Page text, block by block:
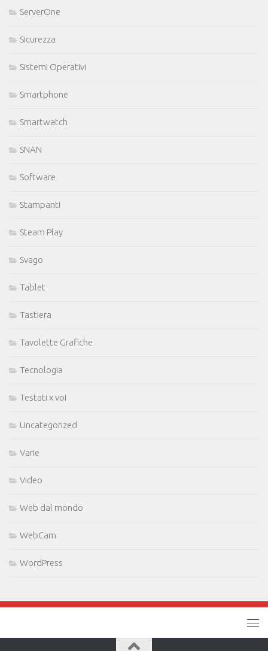
ServerOne
Sicurezza
Sistemi Operativi
Smartphone
Smartwatch
SNAN
Software
Stampanti
Steam Play
Svago
Tablet
Tastiera
Tavolette Grafiche
Tecnologia
Testati x voi
Uncategorized
Varie
Video
Web dal mondo
WebCam
WordPress